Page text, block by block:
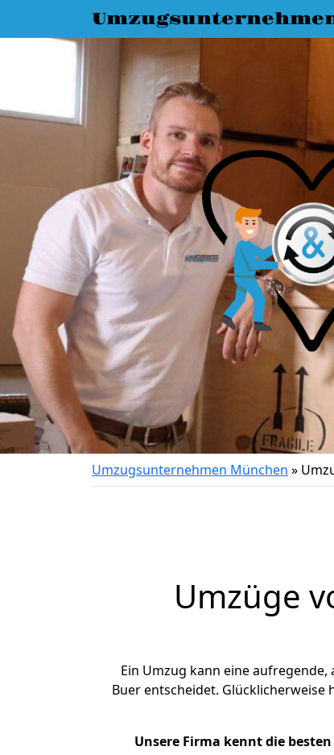
Umzugsunternehmen München »
Umzüge
Ein Umzug kann eine aufregende,
Buer entscheidet. Glücklicherweise
Unsere Firma kennt die